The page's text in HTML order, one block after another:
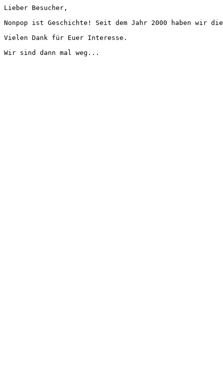
Lieber Besucher,
Nonpop ist Geschichte! Seit dem Jahr 2000 haben wir
Vielen Dank für Euer Interesse.
Wir sind dann mal weg...